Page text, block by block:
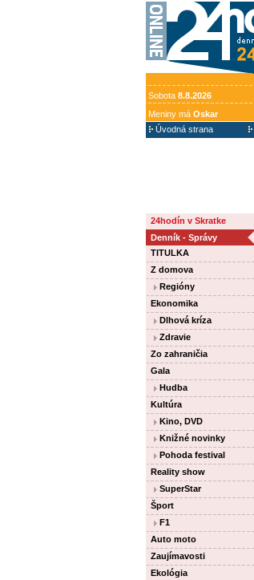
Sobota 8.8.2026
Meniny má Oskar
Úvodná strana
24hodín v Skratke
Denník - Správy
TITULKA
Z domova
Regióny
Ekonomika
Dlhová kríza
Zdravie
Zo zahraničia
Gala
Hudba
Kultúra
Kino, DVD
Knižné novinky
Pohoda festival
Reality show
SuperStar
Šport
F1
Auto moto
Zaujímavosti
Ekológia